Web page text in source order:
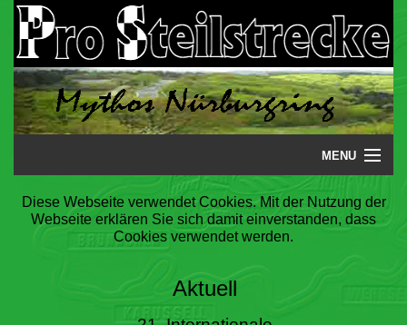
MENU
Startseite
Steilstrecke
Diese Webseite verwendet Cookies. Mit der Nutzung der
Webseite erklären Sie sich damit einverstanden, dass
Cookies verwendet werden.
Aktuell